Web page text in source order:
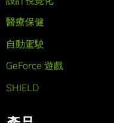
醫療保健
自動駕駛
GeForce 遊戲
SHIELD